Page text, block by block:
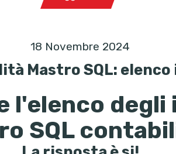
18 Novembre 2024
Mastro SQL:
l'elenco
SQL